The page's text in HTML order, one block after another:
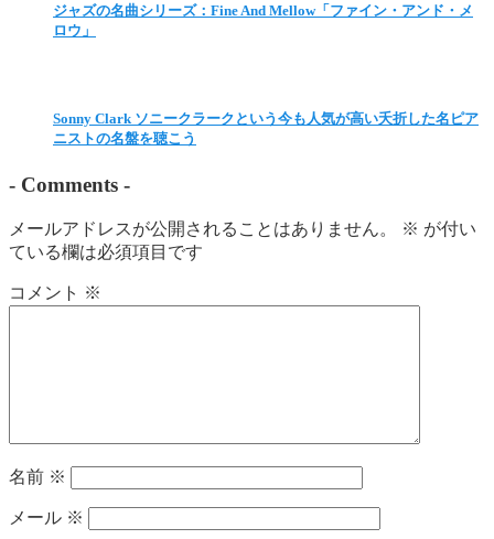
ジャズの名曲シリーズ：Fine And Mellow「ファイン・アンド・メ
ロウ」
Sonny Clark ソニークラークという今も人気が高い夭折した名ピア
ニストの名盤を聴こう
- Comments -
メールアドレスが公開されることはありません。 ※ が付い
ている欄は必須項目です
コメント ※
名前 ※
メール ※